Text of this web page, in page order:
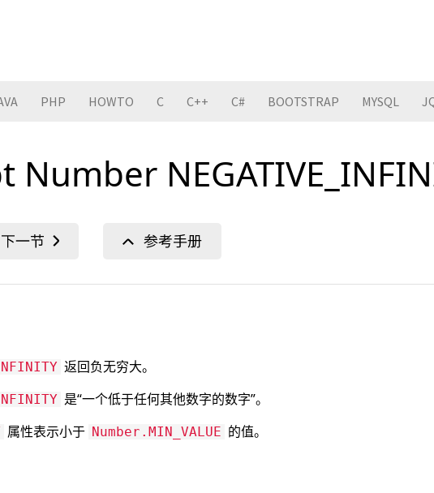
PHP HOWTO C C++ C# BOOTSTRAP MYSQL
Number
返回负无穷大。
是“一个低于任何其他数字的数字”。
属性表示小于 Number.MIN_VALUE 的值。